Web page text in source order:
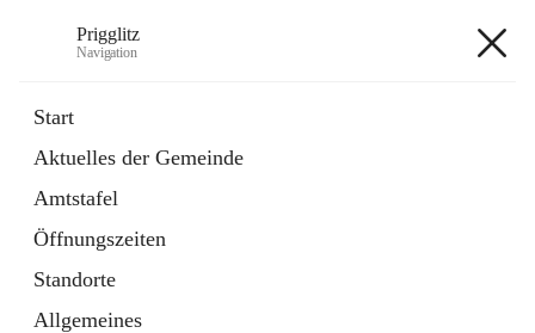
Prigglitz
Navigation
Start
Aktuelles der Gemeinde
Amtstafel
Öffnungszeiten
Standorte
Allgemeines
Externe Webseite
in
Tab
Gemeindezeitung
Ordner
öffnet
in
neuem
Tab